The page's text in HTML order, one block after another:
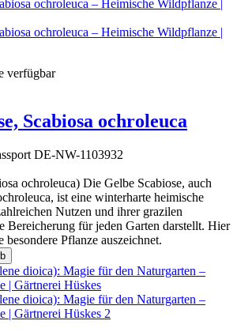
verfügbar
Scabiosa ochroleuca
DE-NW-1103932
ochroleuca) Die Gelbe Scabiose, auch
ist eine winterharte heimische
Nutzen und ihrer grazilen
Bereicherung für jeden Garten darstellt. Hier
besondere Pflanze auszeichnet.